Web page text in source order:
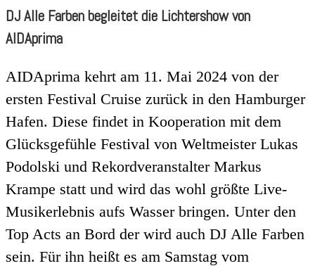
DJ Alle Farben begleitet die Lichtershow von
AIDAprima
AIDAprima kehrt am 11. Mai 2024 von der
ersten Festival Cruise zurück in den Hamburger
Hafen. Diese findet in Kooperation mit dem
Glücksgefühle Festival von Weltmeister Lukas
Podolski und Rekordveranstalter Markus
Krampe statt und wird das wohl größte Live-
Musikerlebnis aufs Wasser bringen. Unter den
Top Acts an Bord der wird auch DJ Alle Farben
sein. Für ihn heißt es am Samstag vom